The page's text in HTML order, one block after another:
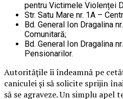
pentru Victimele Violenței
Str. Satu Mare nr. 1A –
Bd. General Ion Dragalina
Comunitară;
Bd. General Ion Dragalina
Pensionarilor.
Autoritățile îi îndeamnă pe
caniculei și să solicite sprijin
să se agraveze. Un simplu apel